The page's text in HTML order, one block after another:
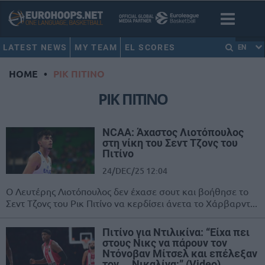
LATEST NEWS MY TEAM EL SCORES EN
HOME • ΡΙΚ ΠΙΤΙΝΟ
ΡΙΚ ΠΙΤΙΝΟ
NCAA: Άχαστος Λιοτόπουλος
στη νίκη του Σεντ Τζονς του
Πιτίνο
24/DEC/25 12:04
Ο Λευτέρης Λιοτόπουλος δεν έχασε σουτ και βοήθησε το
Σεντ Τζονς του Ρικ Πιτίνο να κερδίσει άνετα το Χάρβαρντ...
Πιτίνο για Ντιλικίνα: “Είχα πει
στους Νικς να πάρουν τον
Ντόνοβαν Μίτσελ και επέλεξαν